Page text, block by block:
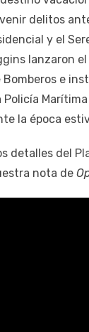
delitos
y el
lanzaron
e
Policía
la época
detalles del
nota de